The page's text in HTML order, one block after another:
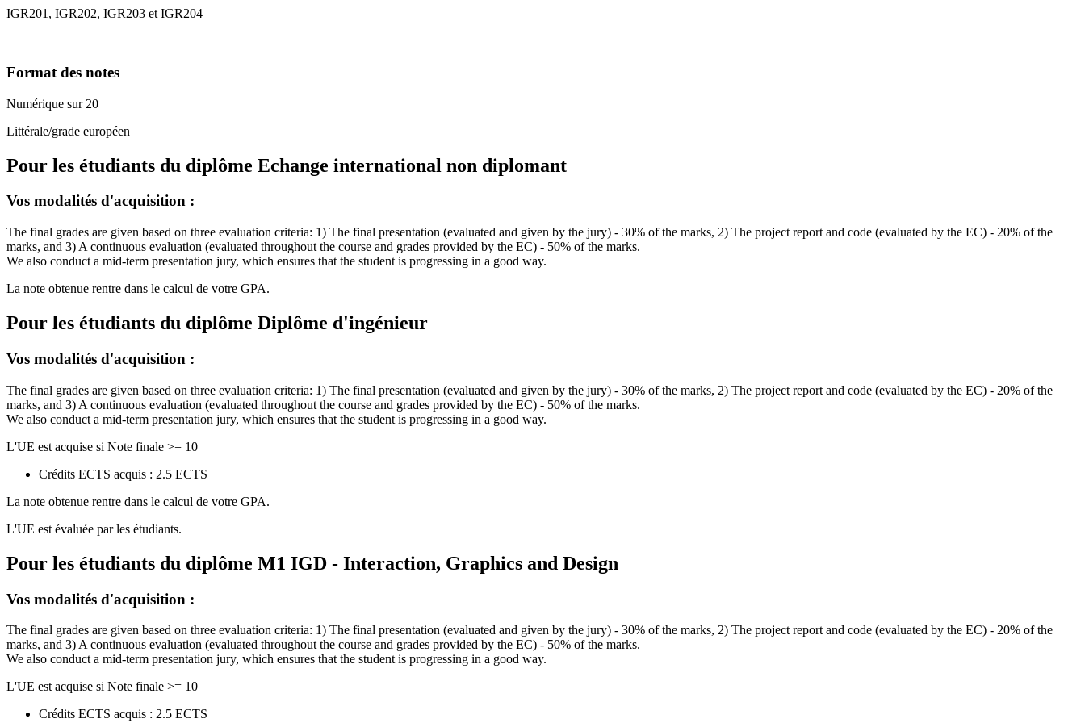
IGR201, IGR202, IGR203 et IGR204
Format des notes
Numérique sur 20
Littérale/grade européen
Pour les étudiants du diplôme Echange international non diplomant
Vos modalités d'acquisition :
The final grades are given based on three evaluation criteria: 1) The final presentation (evaluated and given by the jury) - 30% of the marks, 2) The project report and code (evaluated by the EC) - 20% of the
marks, and 3) A continuous evaluation (evaluated throughout the course and grades provided by the EC) - 50% of the marks.
We also conduct a mid-term presentation jury, which ensures that the student is progressing in a good way.
La note obtenue rentre dans le calcul de votre GPA.
Pour les étudiants du diplôme Diplôme d'ingénieur
Vos modalités d'acquisition :
The final grades are given based on three evaluation criteria: 1) The final presentation (evaluated and given by the jury) - 30% of the marks, 2) The project report and code (evaluated by the EC) - 20% of the
marks, and 3) A continuous evaluation (evaluated throughout the course and grades provided by the EC) - 50% of the marks.
We also conduct a mid-term presentation jury, which ensures that the student is progressing in a good way.
L'UE est acquise si Note finale >= 10
Crédits ECTS acquis : 2.5 ECTS
La note obtenue rentre dans le calcul de votre GPA.
L'UE est évaluée par les étudiants.
Pour les étudiants du diplôme M1 IGD - Interaction, Graphics and Design
Vos modalités d'acquisition :
The final grades are given based on three evaluation criteria: 1) The final presentation (evaluated and given by the jury) - 30% of the marks, 2) The project report and code (evaluated by the EC) - 20% of the
marks, and 3) A continuous evaluation (evaluated throughout the course and grades provided by the EC) - 50% of the marks.
We also conduct a mid-term presentation jury, which ensures that the student is progressing in a good way.
L'UE est acquise si Note finale >= 10
Crédits ECTS acquis : 2.5 ECTS